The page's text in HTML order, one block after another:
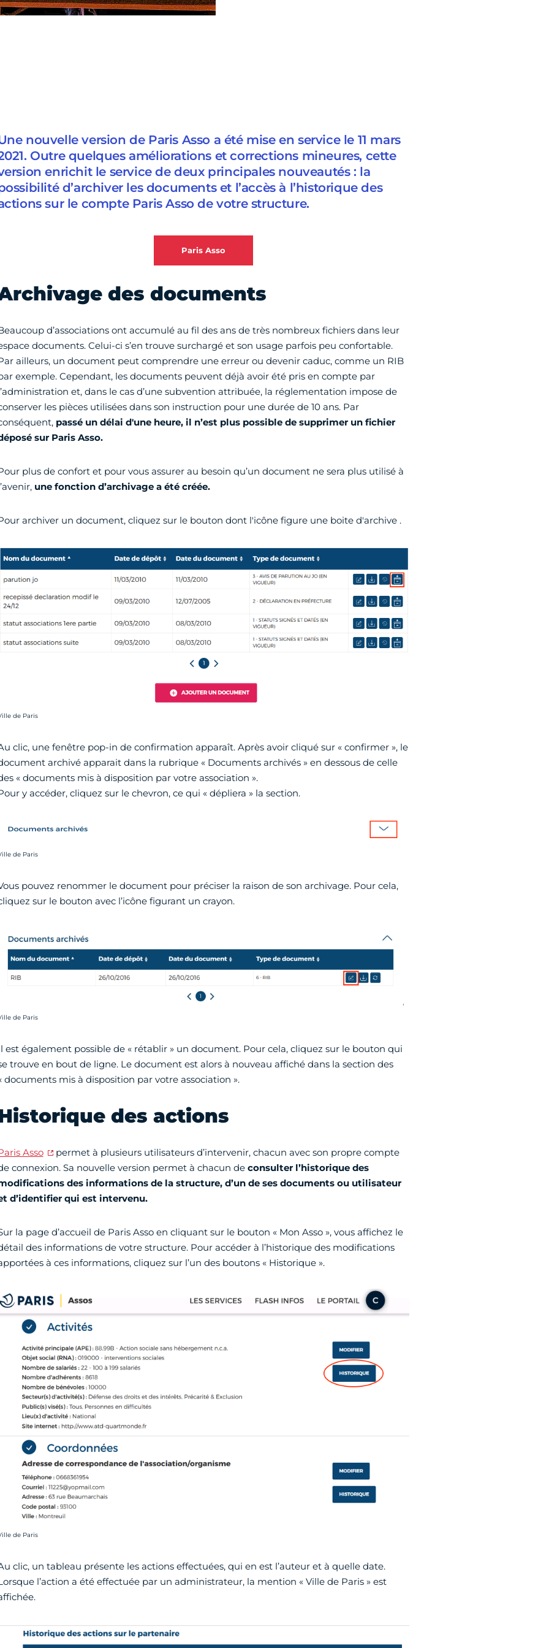
nouvelle version de Paris Asso a été mise en service le 11 mars
Outre quelques améliorations et corrections mineures, cette
enrichit le service de deux principales nouveautés : la
d’archiver les documents et l’accès à l’historique des
sur le compte Paris Asso de votre structure.
Paris Asso
des documents
d’associations ont accumulé au fil des ans de très nombreux fichiers dans leur
documents. Celui-ci s’en trouve surchargé et son usage parfois peu confortable.
ailleurs, un document peut comprendre une erreur ou devenir caduc, comme un RIB
exemple. Cependant, les documents peuvent déjà avoir été pris en compte par
et, dans le cas d’une subvention attribuée, la réglementation impose de
les pièces utilisées dans son instruction pour une durée de 10 ans. Par
passé un délai d'une heure, il n’est plus possible de supprimer un fichier
sur Paris Asso.
plus de confort et pour vous assurer au besoin qu’un document ne sera plus utilisé à
une fonction d’archivage a été créée.
archiver un document, cliquez sur le bouton dont l'icône figure une boite d'archive .
photo :
de Paris
clic, une fenêtre pop-in de confirmation apparaît. Après avoir cliqué sur « confirmer », le
archivé apparait dans la rubrique « Documents archivés » en dessous de celle
« documents mis à disposition par votre association ».
y accéder, cliquez sur le chevron, ce qui « dépliera » la section.
photo :
de Paris
pouvez renommer le document pour préciser la raison de son archivage. Pour cela,
sur le bouton avec l’icône figurant un crayon.
photo :
de Paris
est également possible de « rétablir » un document. Pour cela, cliquez sur le bouton qui
trouve en bout de ligne. Le document est alors à nouveau affiché dans la section des
documents mis à disposition par votre association ».
des actions
Asso
permet à plusieurs utilisateurs d’intervenir, chacun avec son propre compte
connexion. Sa nouvelle version permet à chacun de consulter l’historique des
des informations de la structure, d’un de ses documents ou utilisateur
d’identifier qui est intervenu.
la page d’accueil de Paris Asso en cliquant sur le bouton « Mon Asso », vous affichez le
des informations de votre structure. Pour accéder à l’historique des modifications
à ces informations, cliquez sur l’un des boutons « Historique ».
photo :
de Paris
clic, un tableau présente les actions effectuées, qui en est l’auteur et à quelle date.
l’action a été effectuée par un administrateur, la mention « Ville de Paris » est